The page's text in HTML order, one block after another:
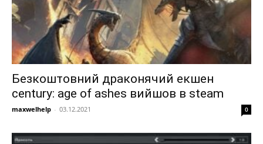
Безкоштовний драконячий екшен
century: age of ashes вийшов в steam
maxwelhelp - 03.12.2021 0